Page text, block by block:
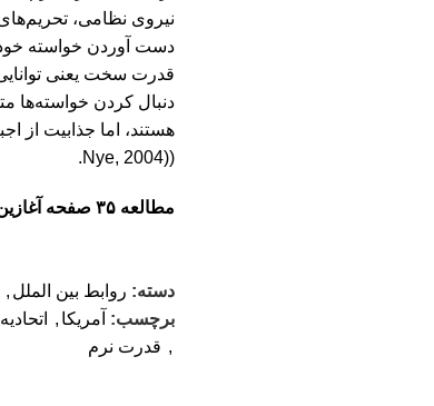
نیروی نظامی،
دست آوردن خواسته
قدرت سخت یعنی
دنبال کردن
هستند، اما جذابیت از
((Nye, 2004.
مطالعه ۳۵ صفحه آغازین کتاب
دسته: روابط بین الملل ,
برچسب: آمریکا ,
, قدرت نرم